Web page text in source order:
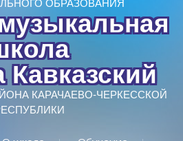
ОБРАЗОВАНИЯ
Кавказский
КАРАЧАЕВО-ЧЕРКЕССКОЙ